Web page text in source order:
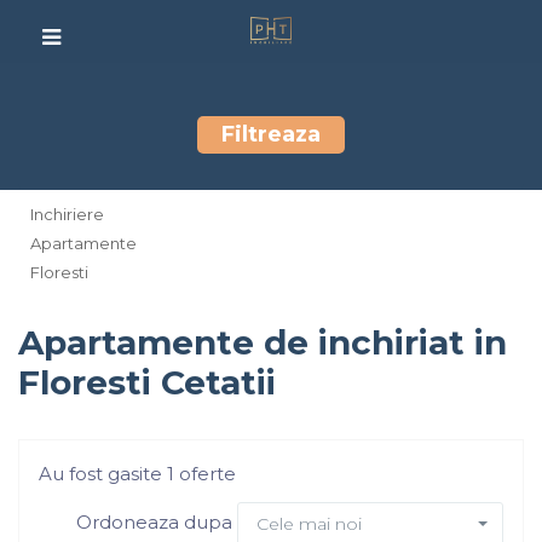
Filtreaza
Inchiriere
Apartamente
Floresti
Apartamente de inchiriat in
Floresti Cetatii
Au fost gasite 1 oferte
Ordoneaza dupa Cele mai noi